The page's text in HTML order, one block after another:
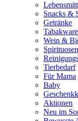
Snacks &
Getränke
Wein &
Spirituosen
Tierbedarf
Für Mama
Baby
Aktionen
Neu im